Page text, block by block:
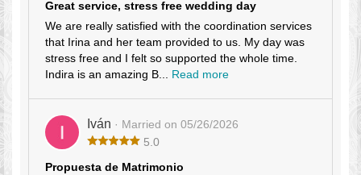
Great service, stress free wedding day
We are really satisfied with the coordination services
that Irina and her team provided to us. My day was
stress free and I felt so supported the whole time.
Indira is an amazing B... Read more
Iván · Married on 05/26/2026
5.0
Propuesta de Matrimonio